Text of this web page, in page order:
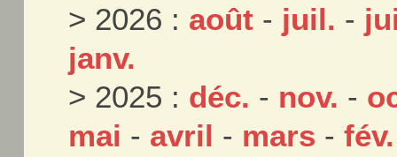
> 2026 : août - juil. -
janv.
> 2025 : déc. - nov. -
mai - avril - mars -fév.